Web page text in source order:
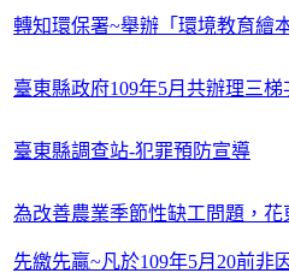
轉知環保署~舉辦「環境教育繪
臺東縣政府109年5月共辦理三
臺東縣調查站-犯罪預防宣導
為改善農業季節性缺工問題，
先繳先贏~凡於109年5月20前非